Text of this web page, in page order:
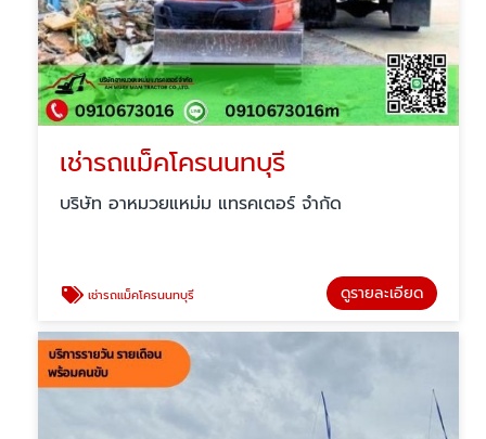
เช่ารถแม็คโครนนทบุรี
บริษัท อาหมวยแหม่ม แทรคเตอร์ จำกัด
เช่ารถแม็คโครนนทบุรี ดูรายละเอียด